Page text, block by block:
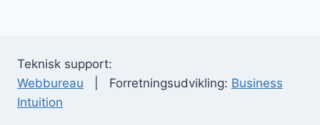
Teknisk support:
Webbureau | Forretningsudvikling: Business
Intuition